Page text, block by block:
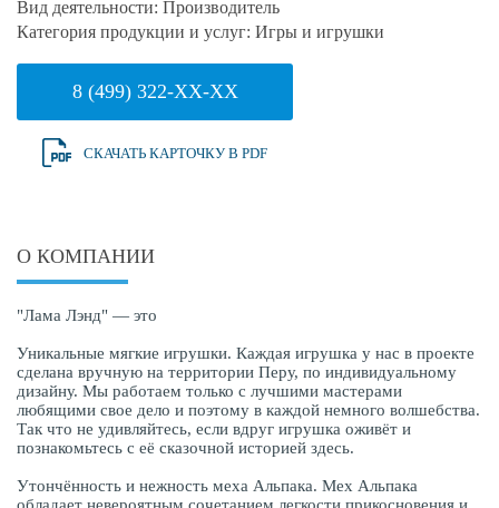
Вид деятельности: Производитель
Категория продукции и услуг: Игры и игрушки
8 (499) 322-XX-XX
СКАЧАТЬ КАРТОЧКУ В PDF
О КОМПАНИИ
"Лама Лэнд" — это
Уникальные мягкие игрушки. Каждая игрушка у нас в проекте
сделана вручную на территории Перу, по индивидуальному
дизайну. Мы работаем только с лучшими мастерами
любящими свое дело и поэтому в каждой немного волшебства.
Так что не удивляйтесь, если вдруг игрушка оживёт и
познакомьтесь с её сказочной историей здесь.
Утончённость и нежность меха Альпака. Мех Альпака